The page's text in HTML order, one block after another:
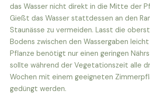
das Wasser nicht direkt in die Mitte der
Gießt das Wasser stattdessen an den
Staunässe zu vermeiden. Lasst die
Bodens zwischen den Wassergaben
Pflanze benötigt nur einen geringen
sollte während der Vegetationszeit alle
Wochen mit einem geeigneten
gedüngt werden.